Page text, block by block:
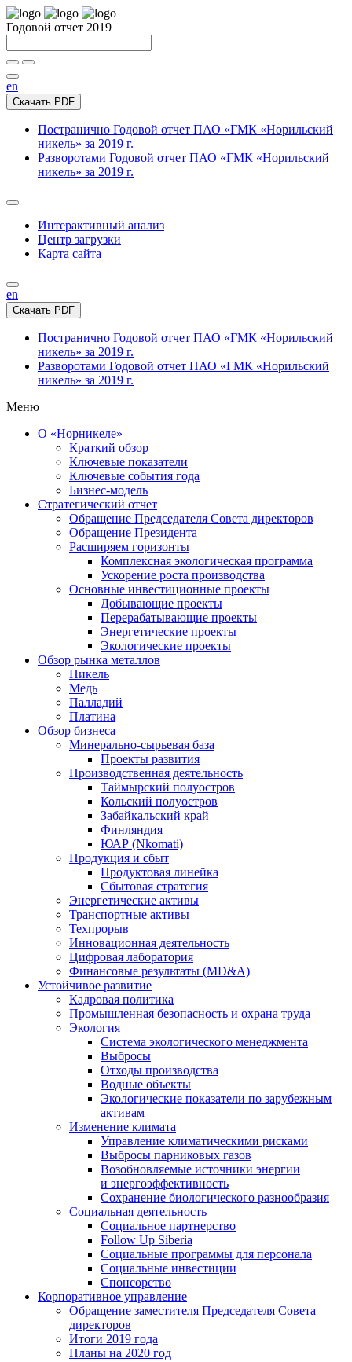
Годовой отчет 2019
en
Скачать PDF
Постранично Годовой отчет ПАО «ГМК «Норильский
никель» за 2019 г.
Разворотами Годовой отчет ПАО «ГМК «Норильский
никель» за 2019 г.
Интерактивный анализ
Центр загрузки
Карта сайта
en
Скачать PDF
Постранично Годовой отчет ПАО «ГМК «Норильский
никель» за 2019 г.
Разворотами Годовой отчет ПАО «ГМК «Норильский
никель» за 2019 г.
Меню
О «Норникеле»
Краткий обзор
Ключевые показатели
Ключевые события года
Бизнес-модель
Стратегический отчет
Обращение Председателя Совета директоров
Обращение Президента
Расширяем горизонты
Комплексная экологическая программа
Ускорение роста производства
Основные инвестиционные проекты
Добывающие проекты
Перерабатывающие проекты
Энергетические проекты
Экологические проекты
Обзор рынка металлов
Никель
Медь
Палладий
Платина
Обзор бизнеса
Минерально-сырьевая база
Проекты развития
Производственная деятельность
Таймырский полуостров
Кольский полуостров
Забайкальский край
Финляндия
ЮАР (Nkomati)
Продукция и сбыт
Продуктовая линейка
Сбытовая стратегия
Энергетические активы
Транспортные активы
Техпрорыв
Инновационная деятельность
Цифровая лаборатория
Финансовые результаты (MD&A)
Устойчивое развитие
Кадровая политика
Промышленная безопасность и охрана труда
Экология
Система экологического менеджмента
Выбросы
Отходы производства
Водные объекты
Экологические показатели по зарубежным
активам
Изменение климата
Управление климатическими рисками
Выбросы парниковых газов
Возобновляемые источники энергии
и энергоэффективность
Сохранение биологического разнообразия
Социальная деятельность
Социальное партнерство
Follow Up Siberia
Социальные программы для персонала
Социальные инвестиции
Спонсорство
Корпоративное управление
Обращение заместителя Председателя Совета
директоров
Итоги 2019 года
Планы на 2020 год